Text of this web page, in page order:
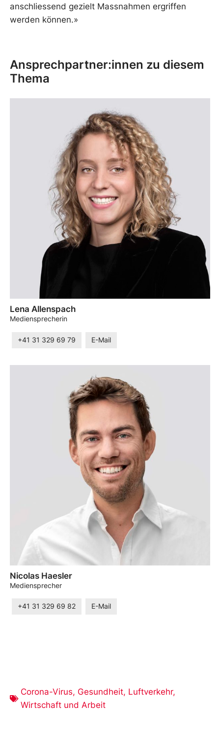
anschliessend gezielt Massnahmen ergriffen
werden können.»
Ansprechpartner:innen zu diesem
Thema
Lena Allenspach
Mediensprecherin
+41 31 329 69 79 E-Mail
Nicolas Haesler
Mediensprecher
+41 31 329 69 82 E-Mail
Corona-Virus, Gesundheit, Luftverkehr,
Wirtschaft und Arbeit